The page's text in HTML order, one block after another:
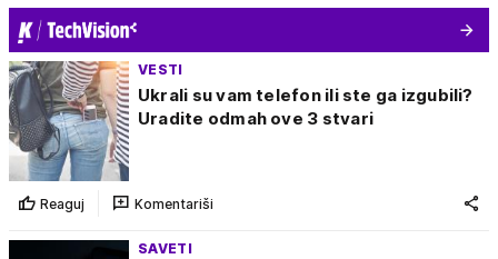
VESTI
Ukrali su vam telefon ili ste ga izgubili?
Uradite odmah ove 3 stvari
Reaguj Komentariši
SAVETI